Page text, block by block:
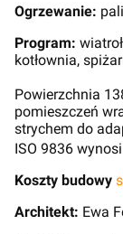
Ogrzewanie:
Program:
kotłownia,
Powierzchnia
pomieszczeń
strychem do
ISO 9836
Koszty budowy
Architekt: Ewa